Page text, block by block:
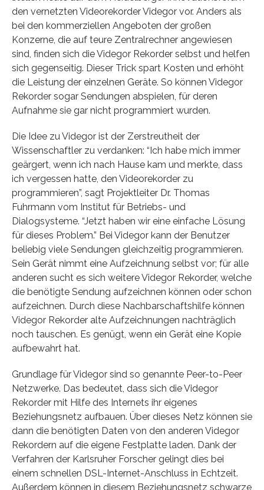
den vernetzten Videorekorder Videgor vor. Anders als
bei den kommerziellen Angeboten der großen
Konzerne, die auf teure Zentralrechner angewiesen
sind, finden sich die Videgor Rekorder selbst und helfen
sich gegenseitig. Dieser Trick spart Kosten und erhöht
die Leistung der einzelnen Geräte. So können Videgor
Rekorder sogar Sendungen abspielen, für deren
Aufnahme sie gar nicht programmiert wurden.
Die Idee zu Videgor ist der Zerstreutheit der
Wissenschaftler zu verdanken: “Ich habe mich immer
geärgert, wenn ich nach Hause kam und merkte, dass
ich vergessen hatte, den Videorekorder zu
programmieren”, sagt Projektleiter Dr. Thomas
Fuhrmann vom Institut für Betriebs- und
Dialogsysteme. “Jetzt haben wir eine einfache Lösung
für dieses Problem.” Bei Videgor kann der Benutzer
beliebig viele Sendungen gleichzeitig programmieren.
Sein Gerät nimmt eine Aufzeichnung selbst vor; für alle
anderen sucht es sich weitere Videgor Rekorder, welche
die benötigte Sendung aufzeichnen können oder schon
aufzeichnen. Durch diese Nachbarschaftshilfe können
Videgor Rekorder alte Aufzeichnungen nachträglich
noch tauschen. Es genügt, wenn ein Gerät eine Kopie
aufbewahrt hat.
Grundlage für Videgor sind so genannte Peer-to-Peer
Netzwerke. Das bedeutet, dass sich die Videgor
Rekorder mit Hilfe des Internets ihr eigenes
Beziehungsnetz aufbauen. Über dieses Netz können sie
dann die benötigten Daten von den anderen Videgor
Rekordern auf die eigene Festplatte laden. Dank der
Verfahren der Karlsruher Forscher gelingt dies bei
einem schnellen DSL-Internet-Anschluss in Echtzeit.
Außerdem können in diesem Beziehungsnetz schwarze